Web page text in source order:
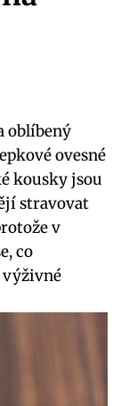
oblíbený
ovesné
kousky jsou
stravovat
v
co
výživné